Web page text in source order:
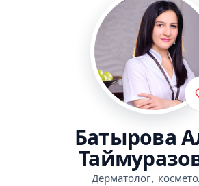
Батырова
Дерматолог,